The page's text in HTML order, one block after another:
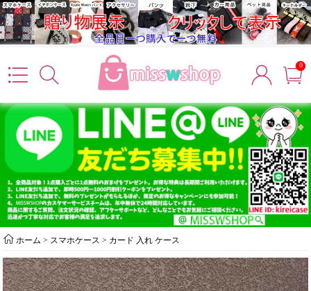
0
ホーム > スマホケース > カード 入れ ケース